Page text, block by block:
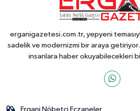
erganigazetesi.com.tr, yepyeni
sadelik ve modernizmi bir araya
insanlara haber okuyabilecekleri
Ergani Nöbetçi Eczaneler